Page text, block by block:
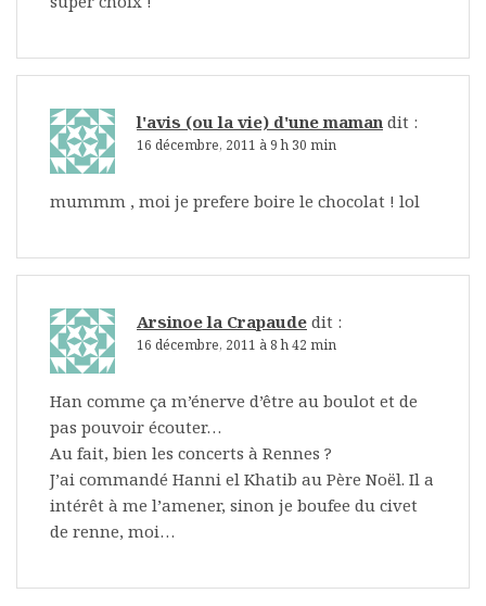
l'avis (ou la vie) d'une maman dit :
16 décembre, 2011 à 9 h 30 min
mummm , moi je prefere boire le chocolat ! lol
Arsinoe la Crapaude dit :
16 décembre, 2011 à 8 h 42 min
Han comme ça m’énerve d’être au boulot et de
pas pouvoir écouter…
Au fait, bien les concerts à Rennes ?
J’ai commandé Hanni el Khatib au Père Noël. Il a
intérêt à me l’amener, sinon je boufee du civet
de renne, moi…